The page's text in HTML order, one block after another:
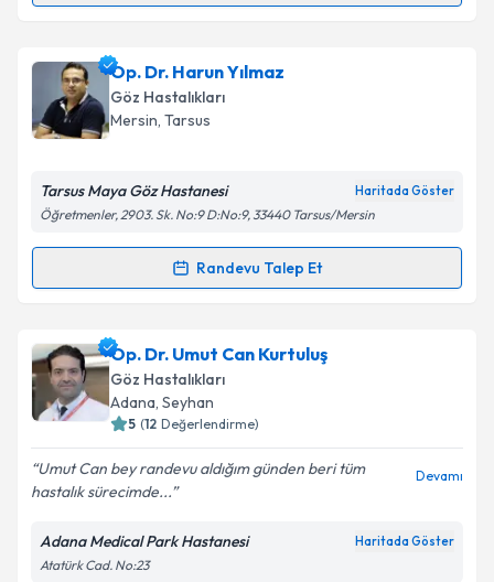
Op. Dr. Mehmet Cunudi Dağlı
talebi oluşturun. Size bu uzmandan randevu almanız
için bir takvim hazırlandığında e-posta ile
bilgilendireceğiz.
Kişisel verilerimin işlenmesine ilişkinAydınlatma
kapsamda işlenmesini kabul ediyorum.
Takvim Talebini Gönder
Op. Dr. Harun Yılmaz
Göz Hastalıkları
Mersin, Tarsus
Tarsus Maya Göz Hastanesi Haritada Göster
Öğretmenler, 2903. Sk. No:9 D:No:9, 33440 Tarsus/Mersin
Randevu Talep Et
Randevu Takvimi Talebi
Op. Dr. Harun Yılmaziçin randevu takvimi talebi
oluşturun. Size bu uzmandan randevu almanız için bir
takvim hazırlandığında e-posta ile bilgilendireceğiz.
Kişisel verilerimin işlenmesine ilişkin
Aydınlatma
Metni'ni okudum ve kişisel verilerimin belirtilen
Op. Dr. Umut Can Kurtuluş
Göz Hastalıkları
Adana, Seyhan
5 (12 Değerlendirme)
Umut Can bey randevu aldığım günden beri tüm
hastalık sürecimde...
Devamı
Adana Medical Park Hastanesi Haritada Göster
Atatürk Cad. No:23